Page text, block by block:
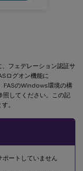
フェデレーション認証サ
ログオン機能に
FASのWindows環境の構
照してください。この記
。
ポートしていません